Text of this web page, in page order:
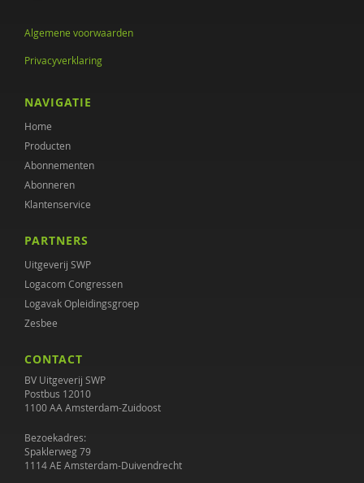
Algemene voorwaarden
Privacyverklaring
NAVIGATIE
Home
Producten
Abonnementen
Abonneren
Klantenservice
PARTNERS
Uitgeverij SWP
Logacom Congressen
Logavak Opleidingsgroep
Zesbee
CONTACT
BV Uitgeverij SWP
Postbus 12010
1100 AA Amsterdam-Zuidoost
Bezoekadres:
Spaklerweg 79
1114 AE Amsterdam-Duivendrecht